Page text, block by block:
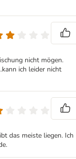
nicht mögen.
ich leider nicht
das meiste liegen. Ich